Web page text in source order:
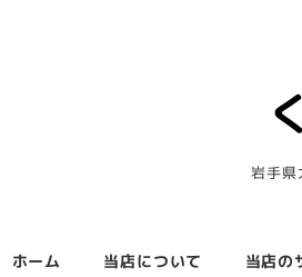
岩手県
ホーム 当店について 当店の